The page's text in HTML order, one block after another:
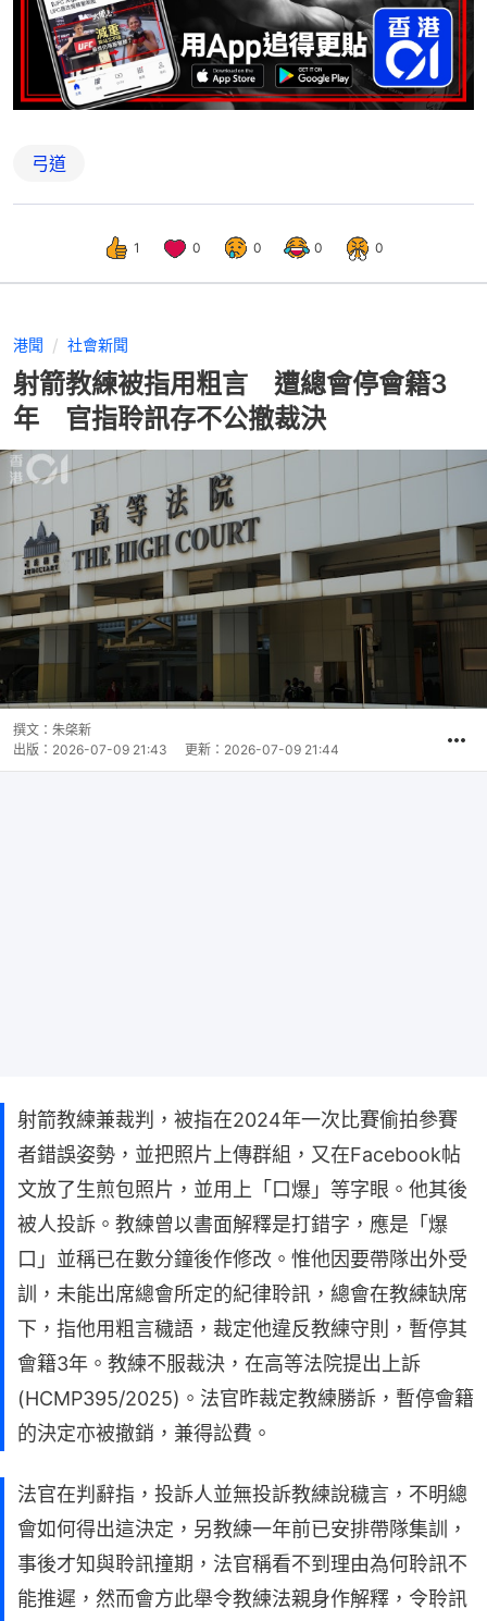
弓道
1 0 0 0 0
港聞 社會新聞
射箭教練被指用粗言 遭總會停會籍3
年 官指聆訊存不公撤裁決
撰文： 朱棨新
出版： 2026-07-09 21:43 更新： 2026-07-09 21:44
射箭教練兼裁判，被指在2024年一次比賽偷拍參賽
者錯誤姿勢，並把照片上傳群組，又在Facebook帖
文放了生煎包照片，並用上「口爆」等字眼。他其後
被人投訴。教練曾以書面解釋是打錯字，應是「爆
口」並稱已在數分鐘後作修改。惟他因要帶隊出外受
訓，未能出席總會所定的紀律聆訊，總會在教練缺席
下，指他用粗言穢語，裁定他違反教練守則，暫停其
會籍3年。教練不服裁決，在高等法院提出上訴
(HCMP395/2025)。法官昨裁定教練勝訴，暫停會籍
的決定亦被撤銷，兼得訟費。
法官在判辭指，投訴人並無投訴教練說穢言，不明總
會如何得出這決定，另教練一年前已安排帶隊集訓，
事後才知與聆訊撞期，法官稱看不到理由為何聆訊不
能推遲，然而會方此舉令教練法親身作解釋，令聆訊